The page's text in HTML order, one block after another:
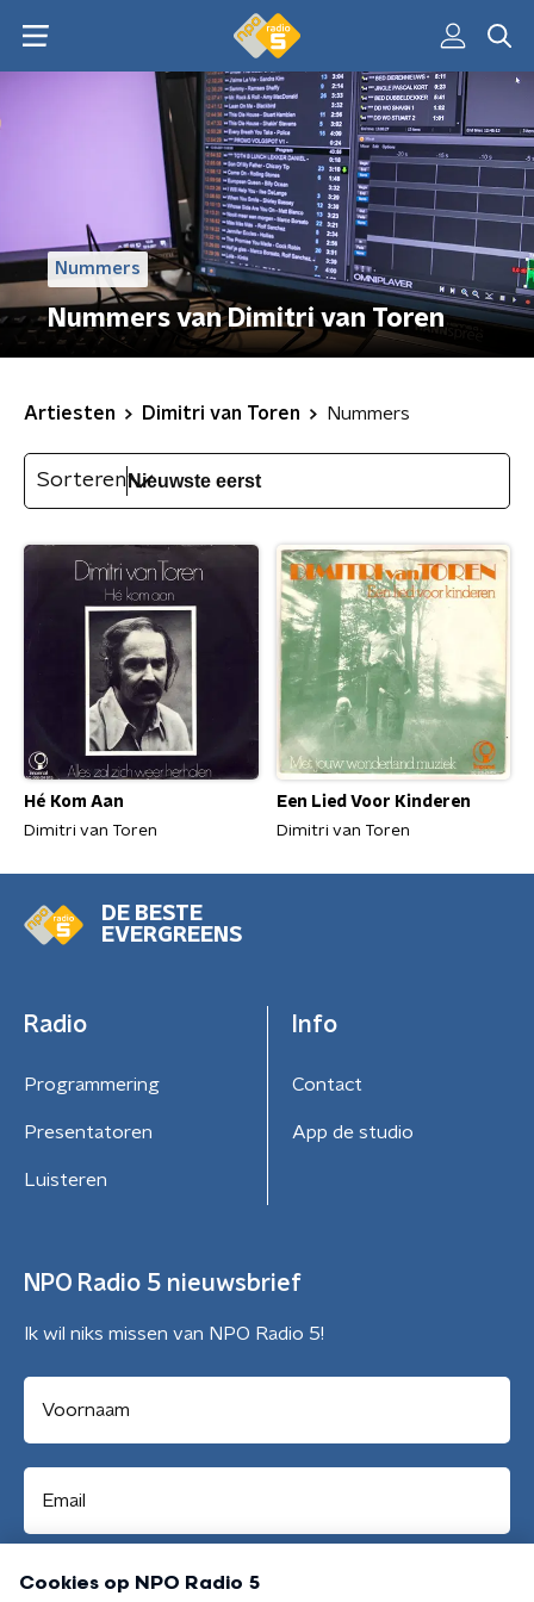
Nummers
Nummers van Dimitri van Toren
Artiesten Dimitri van Toren Nummers
Sorteren
Hé Kom Aan
Dimitri van Toren
Een Lied Voor Kinderen
Dimitri van Toren
DE BESTE
EVERGREENS
Radio
Programmering
Presentatoren
Luisteren
Info
Contact
App de studio
NPO Radio 5 nieuwsbrief
Ik wil niks missen van NPO Radio 5!
Aanmelden